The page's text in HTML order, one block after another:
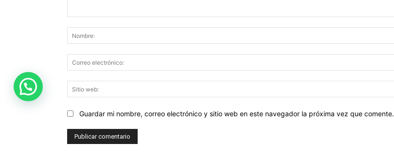
Guardar mi nombre, correo electrónico y sitio web en este navegador la próxima vez que comente.